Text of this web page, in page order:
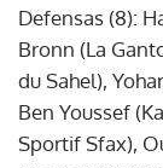
Defensas (8):
Bronn (La
du Sahel),
Ben Youssef
Sportif Sfax),